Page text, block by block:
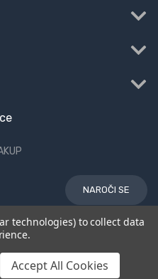
EVT
technologies) to collect data
Accept All Cookies